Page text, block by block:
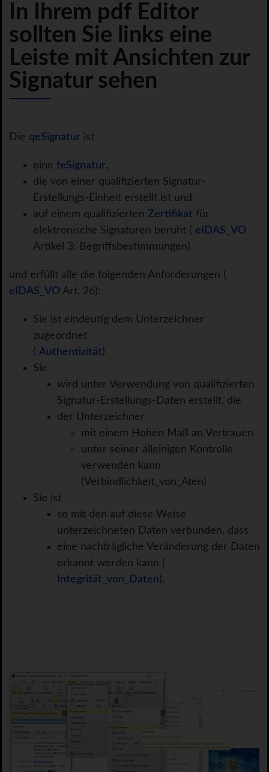
In Ihrem pdf Editor
sollten Sie links eine
Leiste mit Ansichten zur
Signatur sehen
Die qeSignatur ist
eine feSignatur,
die von einer qualifizierten Signatur-
Erstellungs-Einheit erstellt ist und
auf einem qualifizierten Zertifikat für
elektronische Signaturen beruht ( eIDAS_VO
Artikel 3: Begriffsbestimmungen)
und erfüllt alle die folgenden Anforderungen (
eIDAS_VO Art. 26):
Sie ist eindeutig dem Unterzeichner
zugeordnet
( Authentizität )
Sie
wird unter Verwendung von qualifizierten
Signatur-Erstellungs-Daten erstellt, die
der Unterzeichner
mit einem Hohen Maß an Vertrauen
unter seiner alleinigen Kontrolle
verwenden kann
(Verbindlichkeit_von_Aten)
Sie ist
so mit den auf diese Weise
unterzeichneten Daten verbunden, dass
eine nachträgliche Veränderung der Daten
erkannt werden kann (
Integrität_von_Daten ).